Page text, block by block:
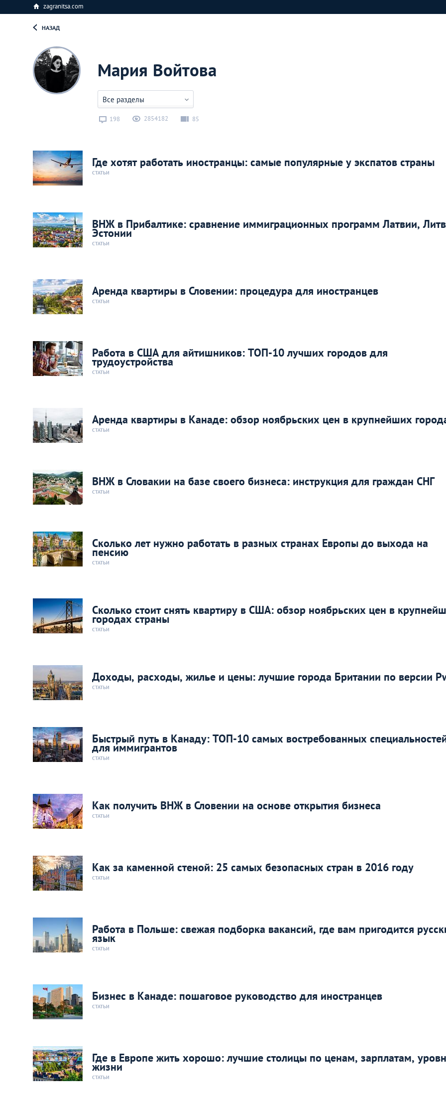
zagranitsa.com
НАЗАД
Мария Войтова
Все разделы
198 2854182 85
Где хотят работать иностранцы: самые популярные у экспатов страны
СТАТЬИ
ВНЖ в Прибалтике: сравнение иммиграционных программ Латвии,
Эстонии
СТАТЬИ
Аренда квартиры в Словении: процедура для иностранцев
СТАТЬИ
Работа в США для айтишников: ТОП-10 лучших городов для
трудоустройства
СТАТЬИ
Аренда квартиры в Канаде: обзор ноябрьских цен в крупнейших
СТАТЬИ
ВНЖ в Словакии на базе своего бизнеса: инструкция для граждан СНГ
СТАТЬИ
Сколько лет нужно работать в разных странах Европы до выхода на
пенсию
СТАТЬИ
Сколько стоит снять квартиру в США: обзор ноябрьских цен в
городах страны
СТАТЬИ
Доходы, расходы, жилье и цены: лучшие города Британии по версии
СТАТЬИ
Быстрый путь в Канаду: ТОП-10 самых востребованных
для иммигрантов
СТАТЬИ
Как получить ВНЖ в Словении на основе открытия бизнеса
СТАТЬИ
Как за каменной стеной: 25 самых безопасных стран в 2016 году
СТАТЬИ
Работа в Польше: свежая подборка вакансий, где вам пригодится
язык
СТАТЬИ
Бизнес в Канаде: пошаговое руководство для иностранцев
СТАТЬИ
Где в Европе жить хорошо: лучшие столицы по ценам, зарплатам,
жизни
СТАТЬИ